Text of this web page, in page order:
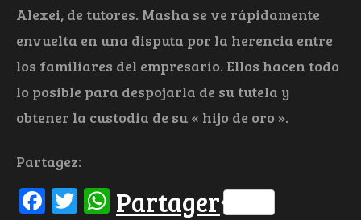
Alexei, de tutores. Masha se ve rápidamente
envuelta en una disputa por la herencia entre
los familiares del empresario. Ellos hacen todo
lo posible para despojarla de su tutela y
obtener la custodia de su « hijo de oro ».
Partagez:
Facebook
Twitter
WhatsApp
Partager